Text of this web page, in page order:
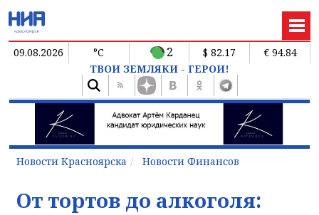
09.08.2026 °C 2 $ 82.17
€ 94.84
ТВОИ ЗЕМЛЯКИ - ГЕРОИ!
Новости Красноярска Новости Финансов
От тортов до алкоголя: